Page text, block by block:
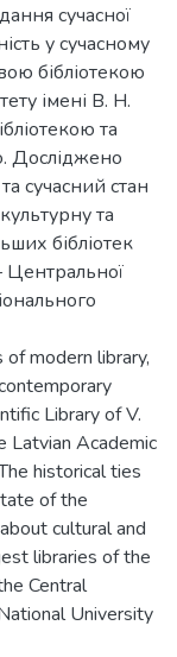
сучасної
у сучасному
бібліотекою
імені В. Н.
та
Досліджено
сучасний стан
та
бібліотек
Центральної
modern library,
Library of V.
Latvian Academic
historical ties
of the
cultural and
libraries of the
Central
University